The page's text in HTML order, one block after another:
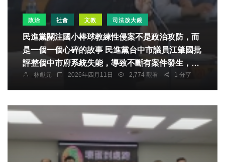
政治 社會 文教 司法放大鏡
民進黨關注國小棒球教練性侵案不是政治攻防，而
是一個一個心碎的故事 民進黨台中市議員江肇國批
評整個中市府系統失能，導致不斷有案件發生，新
的受害人出現 呼籲副市長親自督導，成立跨局處專
案小組
林獻元 2026年四月11日 2,774 觀看 1 分享